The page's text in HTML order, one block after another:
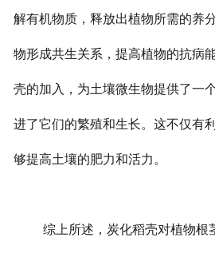
解有机物质，释放出植物所需的养
物形成共生关系，提高植物的抗病
壳的加入，为土壤微生物提供了一
进了它们的繁殖和生长。这不仅有
够提高土壤的肥力和活力。
综上所述，炭化稻壳对植物根